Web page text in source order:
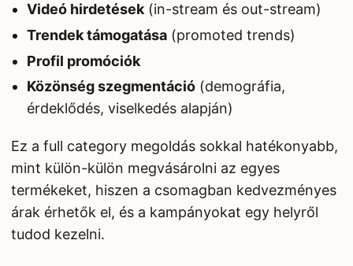
Videó hirdetések (in-stream és out-stream)
Trendek támogatása (promoted trends)
Profil promóciók
Közönség szegmentáció (demográfia,
érdeklődés, viselkedés alapján)
Ez a full category megoldás sokkal hatékonyabb,
mint külön-külön megvásárolni az egyes
termékeket, hiszen a csomagban kedvezményes
árak érhetők el, és a kampányokat egy helyről
tudod kezelni.